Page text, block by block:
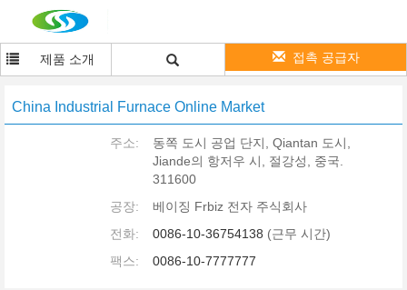
제품 소개 접촉 공급자
China Industrial Furnace Online Market
주소:
동쪽 도시 공업 단지, Qiantan 도시,
Jiande의 항저우 시, 절강성, 중국.
311600
공장:
베이징 Frbiz 전자 주식회사
전화:
0086-10-36754138 (근무 시간)
팩스:
0086-10-7777777